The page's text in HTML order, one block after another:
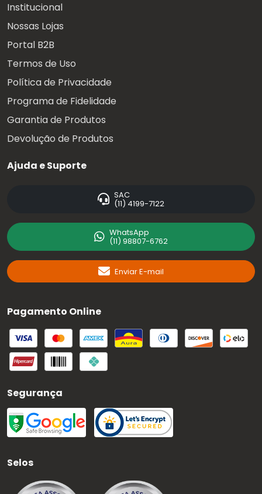
Institucional
Nossas Lojas
Portal B2B
Termos de Uso
Política de Privacidade
Programa de Fidelidade
Garantia de Produtos
Devolução de Produtos
Ajuda e Suporte
SAC
(11) 4199-7122
WhatsApp
(11) 98807-6762
Enviar E-mail
Pagamento Online
Segurança
Selos